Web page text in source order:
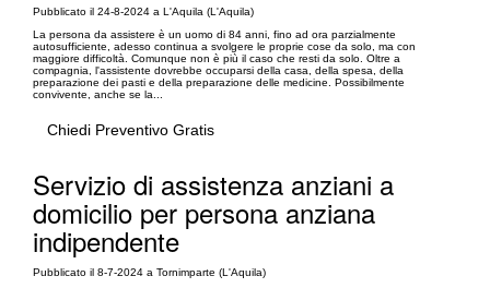
Pubblicato il 24-8-2024 a L'Aquila (L'Aquila)
La persona da assistere è un uomo di 84 anni, fino ad ora parzialmente
autosufficiente, adesso continua a svolgere le proprie cose da solo, ma con
maggiore difficoltà. Comunque non è più il caso che resti da solo. Oltre a
compagnia, l'assistente dovrebbe occuparsi della casa, della spesa, della
preparazione dei pasti e della preparazione delle medicine. Possibilmente
convivente, anche se la...
Chiedi Preventivo Gratis
Servizio di assistenza anziani a
domicilio per persona anziana
indipendente
Pubblicato il 8-7-2024 a Tornimparte (L'Aquila)